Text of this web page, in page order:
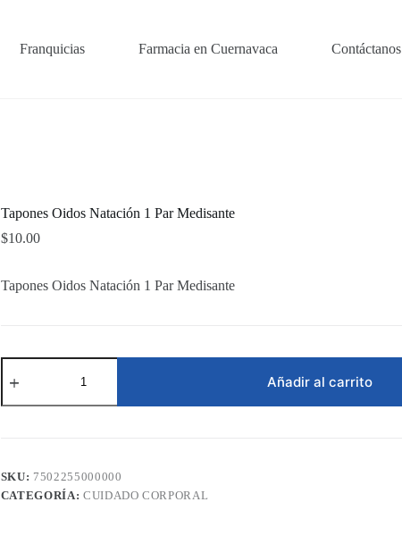
Franquicias Farmacia en Cuernavaca Contáctanos
Tapones Oidos Natación 1 Par Medisante
$10.00
Tapones Oidos Natación 1 Par Medisante
Tapones
Oidos
1
Añadir al carrito
SKU: 7502255000000
CATEGORÍA: CUIDADO CORPORAL